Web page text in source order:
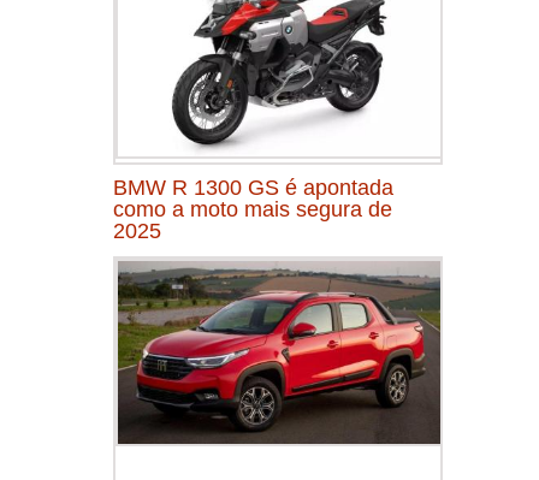
BMW R 1300 GS é apontada
como a moto mais segura de
2025